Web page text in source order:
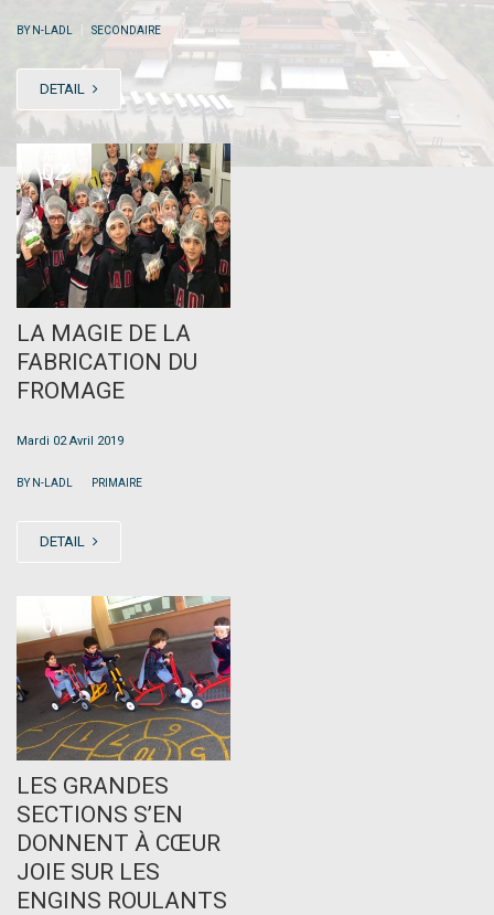
BY N-LADL SECONDAIRE
DETAIL
02
LA MAGIE DE LA
FABRICATION DU
FROMAGE
Mardi 02 Avril 2019
BY N-LADL PRIMAIRE
DETAIL
01
LES GRANDES
SECTIONS S’EN
DONNENT À CŒUR
JOIE SUR LES
ENGINS ROULANTS